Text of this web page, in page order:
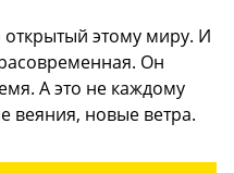
этому миру. И
Он
А это не каждому
веяния, новые ветра.